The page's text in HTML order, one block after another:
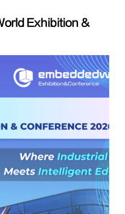
Exhibition &